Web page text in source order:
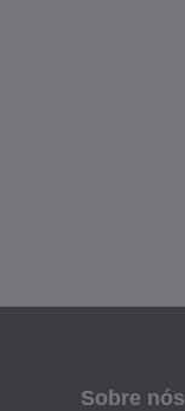
Sobre nós